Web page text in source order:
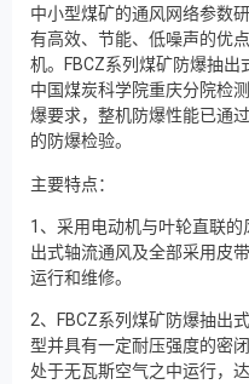
中小型煤矿的通风网络参数
有高效、节能、低噪声的优
机。FBCZ系列煤矿防爆抽
中国煤炭科学院重庆分院检
爆要求，整机防爆性能已通
的防爆检验。
主要特点：
1、采用电动机与叶轮直联
出式轴流通风及全部采用皮
运行和维修。
2、FBCZ系列煤矿防爆抽出
型并具有一定耐压强度的密
处于无瓦斯空气之中运行，